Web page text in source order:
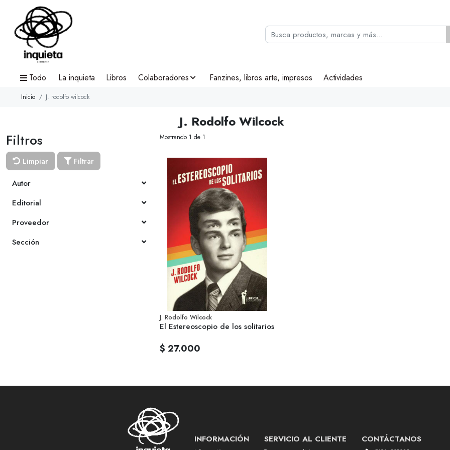
Todo La inquieta Libros Colaboradores Fanzines, libros arte, impresos Actividades
Inicio J. rodolfo wilcock
J. Rodolfo Wilcock
Filtros
Limpiar
Filtrar
Autor
Editorial
Proveedor
Sección
Mostrando 1 de 1
J. Rodolfo Wilcock
El Estereoscopio de los solitarios
$ 27.000
INFORMACIÓN SERVICIO AL CLIENTE CONTÁCTANOS